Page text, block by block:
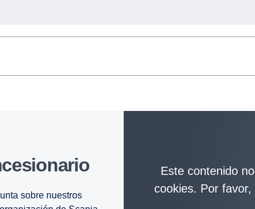
sobre nuestros
Este contenido
cookies. Por